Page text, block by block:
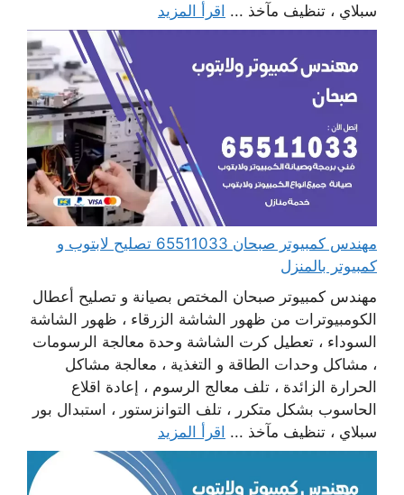
سبلاي ، تنظيف مآخذ ... اقرأ المزيد
مهندس كمبيوتر صبحان 65511033 تصليح لابتوب و
كمبيوتر بالمنزل
مهندس كمبيوتر صبحان المختص بصيانة و تصليح أعطال
الكومبيوترات من ظهور الشاشة الزرقاء ، ظهور الشاشة
السوداء ، تعطيل كرت الشاشة وحدة معالجة الرسومات
، مشاكل وحدات الطاقة و التغذية ، معالجة مشاكل
الحرارة الزائدة ، تلف معالج الرسوم ، إعادة اقلاع
الحاسوب بشكل متكرر ، تلف التوانزستور ، استبدال بور
سبلاي ، تنظيف مآخذ ... اقرأ المزيد